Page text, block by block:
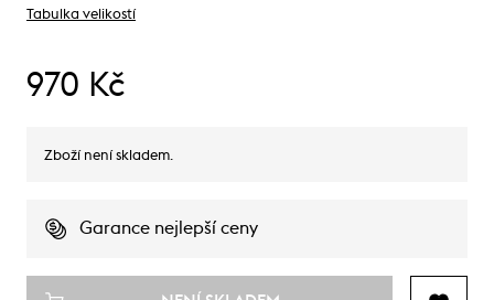
Tabulka velikostí
970 Kč
Zboží není skladem.
Garance nejlepší ceny